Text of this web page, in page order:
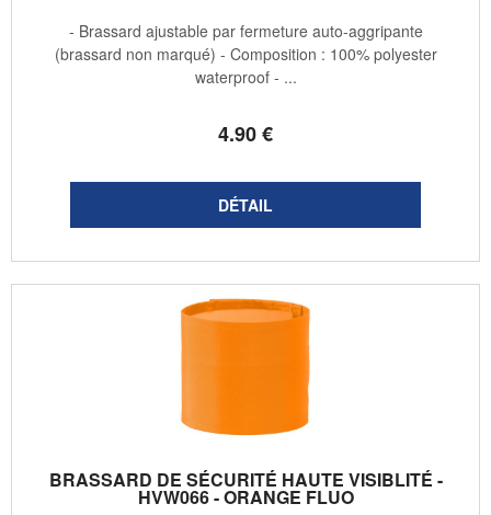
4.90€
- Brassard ajustable par fermeture auto-aggripante
(brassard non marqué) - Composition : 100% polyester
waterproof - ...
BRASSARD DE SÉCURITÉ HAUTE VISIBLITÉ -
HVW066 - ORANGE FLUO